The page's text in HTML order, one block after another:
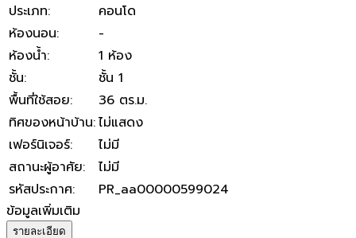
ประเภท:
คอนโด
ห้องนอน:
-
ห้องน้ำ:
1 ห้อง
ชั้น:
ชั้น 1
พื้นที่ใช้สอย:
36 ตร.ม.
ทิศของหน้าบ้าน:ไม่แสดง
เฟอร์นิเจอร์:
ไม่มี
สถานะผู้อาศัย:
ไม่มี
รหัสประกาศ:
PR_aa00000599024
ข้อมูลเพิ่มเติม
รายละเอียด